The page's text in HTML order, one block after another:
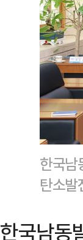
한국남
탄소
한국남동